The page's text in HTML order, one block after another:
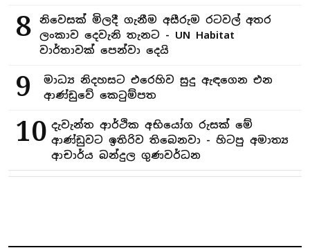
8
නිවෙසක් මිලදී ගැනීම අසීරුම රටවල් අතර
ලංකාව දෙවැනි තැනට - UN Habitat
වාර්තාවක් පෙන්වා දෙයි
9
මාධ්‍ය නිදහසට එරෙහිව සුදු ඇඳගෙන එන
ආණ්ඩුවේ කෙටුම්පත
10 දැවැන්ත ආර්ථික අභියෝග රුසක් මේ
ආණ්ඩුවට ඉතිරිව තිබෙනවා - හිටපු අමාත්‍ය
ආචාර්ය බන්දුල ගුණවර්ධන